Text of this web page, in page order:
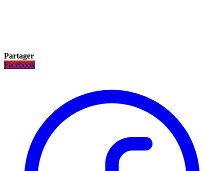
Partager
Facebook